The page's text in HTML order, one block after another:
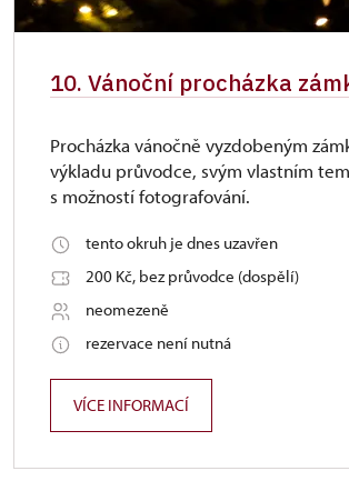
10. Vánoční procházka
Procházka vánočně vyzdobeným
výkladu průvodce, svým vlastním
s možností fotografování.
tento okruh je dnes uzavřen
200 Kč, bez průvodce (dospělí)
neomezeně
rezervace není nutná
VÍCE INFORMACÍ